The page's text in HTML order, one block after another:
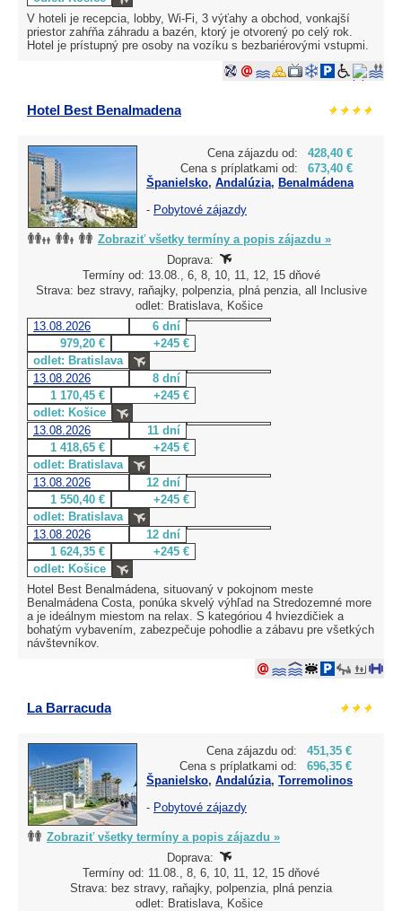
V hoteli je recepcia, lobby, Wi-Fi, 3 výťahy a obchod, vonkajší
priestor zahŕňa záhradu a bazén, ktorý je otvorený po celý rok.
Hotel je prístupný pre osoby na vozíku s bezbariérovými vstupmi.
Hotel Best Benalmadena
Cena zájazdu od:
428,40 €
Cena s príplatkami od:
673,40 €
Španielsko, Andalúzia, Benalmádena
- Pobytové zájazdy
Zobraziť všetky termíny a popis zájazdu »
Doprava:
Termíny od: 13.08., 6, 8, 10, 11, 12, 15 dňové
Strava: bez stravy, raňajky, polpenzia, plná penzia, all Inclusive
odlet: Bratislava, Košice
13.08.2026
6 dní
979,20 €
+245 €
odlet: Bratislava
13.08.2026
8 dní
1 170,45 €
+245 €
odlet: Košice
13.08.2026
11 dní
1 418,65 €
+245 €
odlet: Bratislava
13.08.2026
12 dní
1 550,40 €
+245 €
odlet: Bratislava
13.08.2026
12 dní
1 624,35 €
+245 €
odlet: Košice
Hotel Best Benalmádena, situovaný v pokojnom meste
Benalmádena Costa, ponúka skvelý výhľad na Stredozemné more
a je ideálnym miestom na relax. S kategóriou 4 hviezdičiek a
bohatým vybavením, zabezpečuje pohodlie a zábavu pre všetkých
návštevníkov.
La Barracuda
Cena zájazdu od:
451,35 €
Cena s príplatkami od:
696,35 €
Španielsko, Andalúzia, Torremolinos
- Pobytové zájazdy
Zobraziť všetky termíny a popis zájazdu »
Doprava:
Termíny od: 11.08., 8, 6, 10, 11, 12, 15 dňové
Strava: bez stravy, raňajky, polpenzia, plná penzia
odlet: Bratislava, Košice